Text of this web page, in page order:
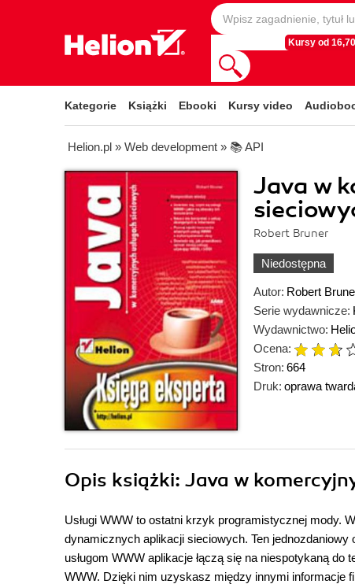
Kursy od 16,70
Kategorie Książki Ebooki Kursy video
Helion.pl » Web development » 📚 API
Java w
Robert Bruner
Niedostępna
Autor: Robert
Serie wydawnicze:
Wydawnictwo:
Ocena:
Stron: 664
Druk: oprawa
Opis książki: Java w
Usługi WWW to ostatni krzyk programistycznej mody.
dynamicznych aplikacji sieciowych. Ten jednozdaniowy
usługom WWW aplikacje łączą się na niespotykaną
WWW. Dzięki nim uzyskasz między innymi informacje